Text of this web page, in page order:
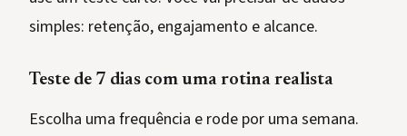
simples: retenção, engajamento e alcance.
Teste de 7 dias com uma rotina realista
Escolha uma frequência e rode por uma semana.